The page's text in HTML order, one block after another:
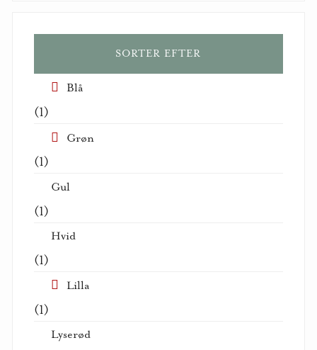
SORTER EFTER
Blå
(1)
Grøn
(1)
Gul
(1)
Hvid
(1)
Lilla
(1)
Lyserød